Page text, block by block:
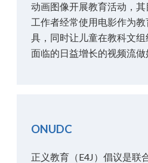
动画图像开展教育活动，
工作者经常使用电影作为
具，同时让儿童在教科文
面临的日益增长的视频流做
ONUDC
正义教育（E4J）倡议是联